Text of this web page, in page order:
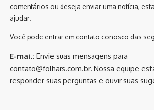
comentários ou deseja enviar uma notícia,
ajudar.
Você pode entrar em contato conosco das
E-mail: Envie suas mensagens para
contato@folhars.com.br. Nossa equipe
responder suas perguntas e ouvir suas